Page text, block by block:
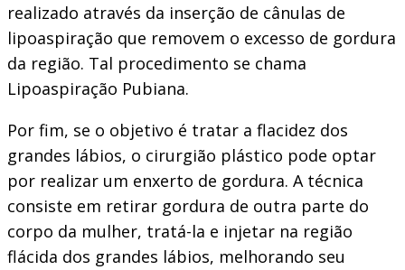
realizado através da inserção de cânulas de
lipoaspiração que removem o excesso de gordura
da região. Tal procedimento se chama
Lipoaspiração Pubiana.
Por fim, se o objetivo é tratar a flacidez dos
grandes lábios, o cirurgião plástico pode optar
por realizar um enxerto de gordura. A técnica
consiste em retirar gordura de outra parte do
corpo da mulher, tratá-la e injetar na região
flácida dos grandes lábios, melhorando seu